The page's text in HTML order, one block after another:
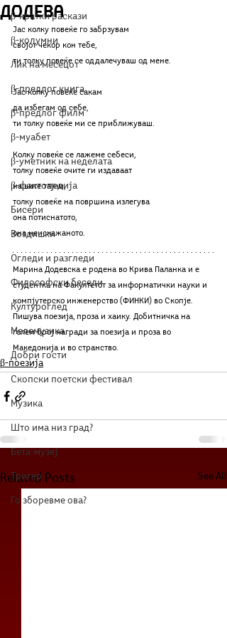
β-кратки раскази
β-колумни
Лик на месецот
β-предлог книга
β-предлог филм
β-муабет
β-уметник на неделата
β-фактопедија
Бисери
Воздишки
Огледи и разгледи
Философски беседи
Културоглед
Мелемузика
Добри гости
Скопски поетски фестивал
Музика
Што има низ град?
Бета-музеј
Тригер
Го зборевме ова?
Додева
Јас колку повеќе го забрзувам
својот чекор кон тебе,
ти толку повеќе се оддалечуваш од мене.
Јас колку повеќе сакам
да избегам од себе,
ти толку повеќе ми се приближуваш.
Колку повеќе се лажеме себеси,
толку повеќе очите ги издаваат
нашите тајни,
толку повеќе на површина излегува
она потиснатото,
она неискажаното.
Марина Додевска е родена во Крива Паланка и е
студентка на Факултетот за информатички науки и
компјутерско инженерство (ФИНКИ) во Скопје.
Пишува поезија, проза и хаику. Добитничка на
голем број награди за поезија и проза во
Македонија и во странство.
β-поезија
Related Posts See All